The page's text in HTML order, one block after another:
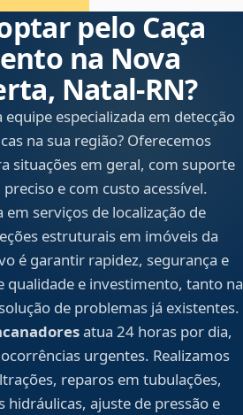
pelo Caça
na Nova
Natal‑RN?
especializada em detecção
na sua região? Oferecemos
situações em geral, com suporte
e com custo acessível.
serviços de localização de
estruturais em imóveis da
é garantir rapidez, segurança e
qualidade e investimento, tanto na
de problemas já existentes.
atua 24 horas por dia,
urgentes. Realizamos
reparos em tubulações,
hidráulicas, ajuste de pressão e